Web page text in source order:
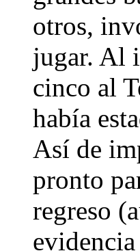
otros,
jugar. Al
cinco al
había
Así de
pronto
regreso